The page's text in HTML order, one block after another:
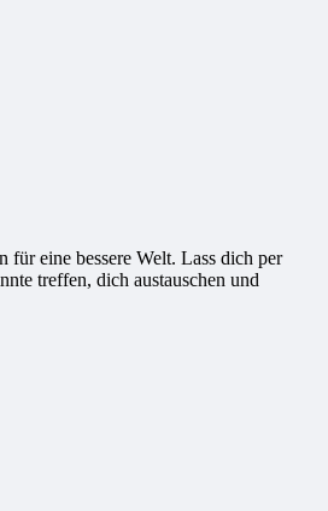
eine bessere Welt. Lass dich per
treffen, dich austauschen und